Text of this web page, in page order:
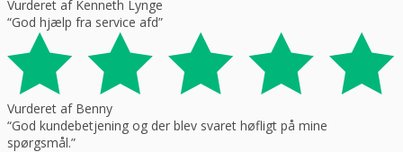
Vurderet af Kenneth Lynge
“God hjælp fra service afd”
Vurderet af Benny
“God kundebetjening og der blev svaret høfligt på mine
spørgsmål.”